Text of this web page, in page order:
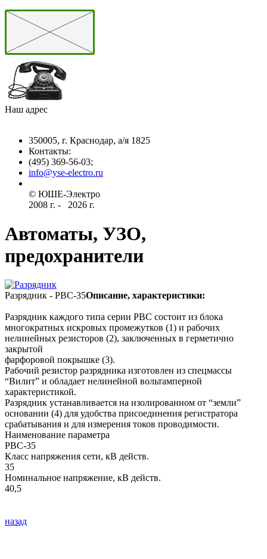
Наш адрес
350005, г. Краснодар, а/я 1825
Контакты: ­
(495) 369-56-03;
info@yse-electro.ru­
© ЮШЕ-Эл­ектро ­
2008 г­. - ­ ­­­­­
2026 г.
Автоматы, УЗО,
предохранители
Разрядник - РВС-35Описание, характеристики:
Разрядник каждого типа серии РВС состоит из блока
многократных искровых промежутков (1) и рабочих
нелинейных резисторов (2), заключенных в герметично
закрытой
фарфоровой покрышке (3).
Рабочий резистор разрядника изготовлен из спецмассы
“Вилит” и обладает нелинейной вольтамперной
характеристикой.
Разрядник устанавливается на изолированном от “земли”
основании (4) для удобства присоединения регистратора
срабатывания и для измерения токов проводимости.
Наименование параметра
РВС-35
Класс напряжения сети, кВ действ.
35
Номинальное напряжение, кВ действ.
40,5
назад